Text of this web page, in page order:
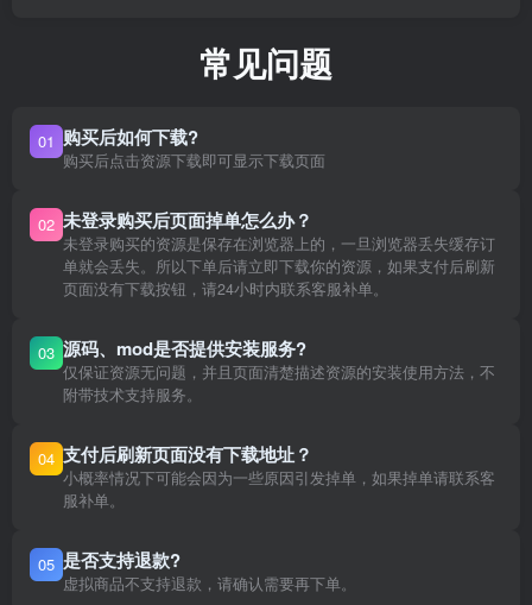
常见问题
01 购买后如何下载?
购买后点击资源下载即可显示下载页面
02 未登录购买后页面掉单怎么办？
未登录购买的资源是保存在浏览器上的，一旦浏览器丢失缓存订
单就会丢失。所以下单后请立即下载你的资源，如果支付后刷新
页面没有下载按钮，请24小时内联系客服补单。
03 源码、mod是否提供安装服务?
仅保证资源无问题，并且页面清楚描述资源的安装使用方法，不
附带技术支持服务。
04 支付后刷新页面没有下载地址？
小概率情况下可能会因为一些原因引发掉单，如果掉单请联系客
服补单。
05 是否支持退款?
虚拟商品不支持退款，请确认需要再下单。